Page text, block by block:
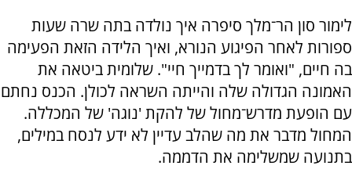
לימור סון הר־מלך סיפרה איך נולדה בתה שרה שעות
ספורות לאחר הפיגוע הנורא, ואיך הלידה הזאת הפעימה
בה חיים, "ואומר לך בדמייך חיי". שלומית ביטאה את
האמונה הגדולה שלה והייתה השראה לכולן. הכנס נחתם
עם הופעת מדרש־מחול של להקת 'נוגה' של המכללה.
המחול מדבר את מה שהלב עדיין לא ידע לנסח במילים,
בתנועה שמשלימה את הדממה.